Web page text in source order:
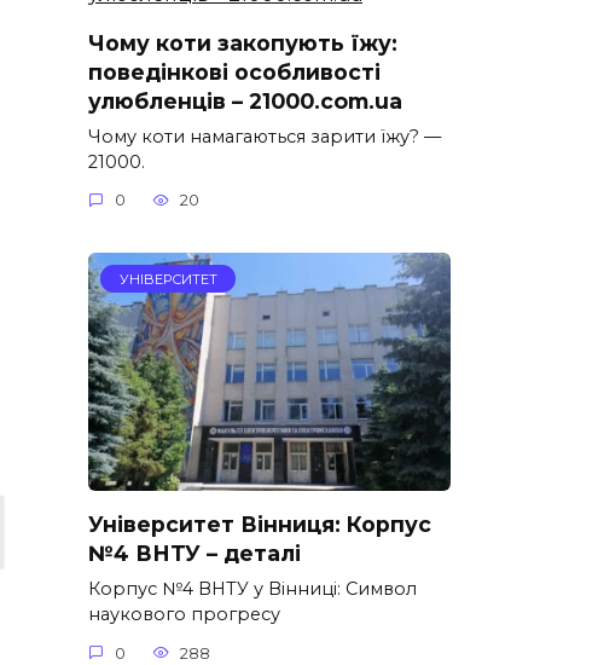
Чому коти закопують їжу:
поведінкові особливості
улюбленців – 21000.com.ua
Чому коти намагаються зарити їжу? —
21000.
0 20
УНІВЕРСИТЕТ
Університет Вінниця: Корпус
№4 ВНТУ – деталі
Корпус №4 ВНТУ у Вінниці: Символ
наукового прогресу
0 288